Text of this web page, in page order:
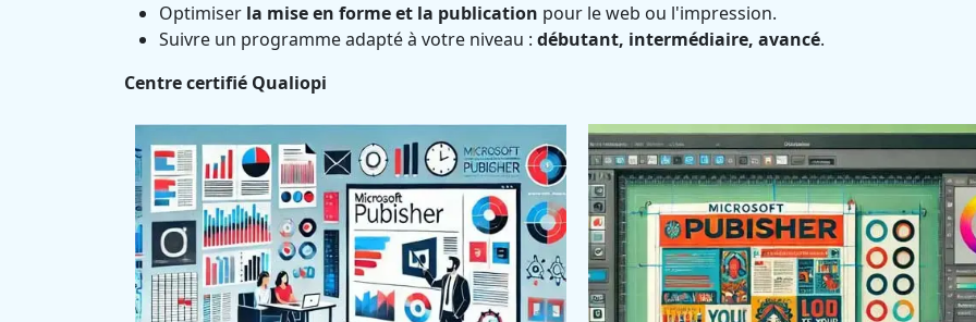
Optimiser la mise en forme et la publication pour le web ou l'impression.
Suivre un programme adapté à votre niveau : débutant, intermédiaire, avancé.
Centre certifié Qualiopi